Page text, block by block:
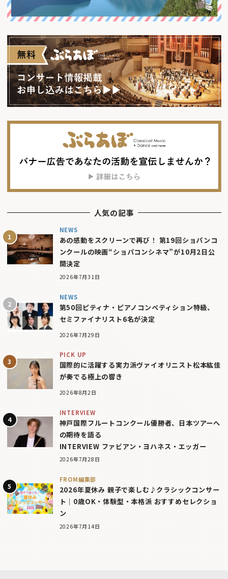
人気の記事
NEWS
あの感動をスクリーンで再び！ 第19回ショパンコ
ンクールの映画“ショパコンシネマ”が10月2日公
開決定
2026年7月31日
NEWS
第50回ピティナ・ピアノコンペティション特級、
セミファイナリスト6名が決定
2026年7月29日
PICK UP
国際的に活躍する実力派ヴァイオリニスト松本紘佳
が奏でる極上の響き
2026年8月2日
INTERVIEW
神戸国際フルートコンクール優勝者、日本ツアーへ
の期待を語る
INTERVIEW ファビアン・ヨハネス・エッガー
2026年7月28日
FROM編集部
2026年夏休み 親子で楽しむ♪クラシックコンサー
ト｜0歳OK・体験型・本格派 おすすめセレクショ
ン
2026年7月14日